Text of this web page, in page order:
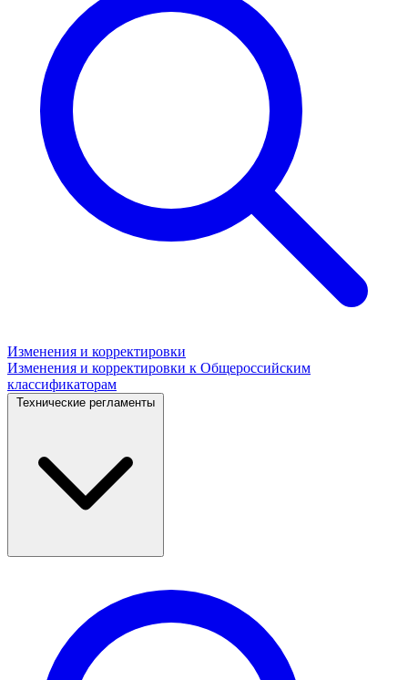
Изменения и корректировки
Изменения и корректировки к Общероссийским
классификаторам
Технические регламенты